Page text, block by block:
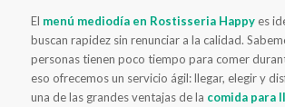
El menú mediodía en Rostisseria Happyes
buscan rapidez sin renunciar a la calidad.
personas tienen poco tiempo para comer
eso ofrecemos un servicio ágil: llegar, elegir y
una de las grandes ventajas de la comida para